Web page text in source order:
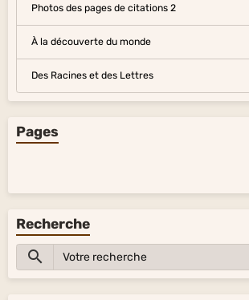
Photos des pages de citations 2
À la découverte du monde
Des Racines et des Lettres
Pages
Recherche